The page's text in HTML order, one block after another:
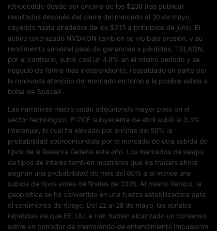
retrocedido desde por encima de los $230 tras publicar
resultados después del cierre del mercado el 20 de mayo,
cayendo hasta alrededor de los $215 a principios de junio. El
activo tokenizado NVDAON también se vio bajo presión, y su
rendimiento semanal pasó de ganancias a pérdidas. TSLAON,
por el contrario, subió casi un 4.8% en el mismo periodo y se
negoció de forma más independiente, respaldado en parte por
la renovada atención del mercado en torno a la posible salida a
bolsa de SpaceX.
Las narrativas macro están adquiriendo mayor peso en el
sector tecnológico. El PCE subyacente de abril subió al 3.3%
interanual, lo cual ha elevado por encima del 50% la
probabilidad sobreentendida por el mercado de otra subida de
tipos de la Reserva Federal este año. Los mercados de swaps
de tipos de interés también mostraron que los traders ahora
asignan una probabilidad de más del 80% a al menos una
subida de tipos antes de finales de 2026. Al mismo tiempo, la
geopolítica se ha convertido en una fuerza estabilizadora para
el sentimiento de riesgo. Del 22 al 28 de mayo, las señales
repetidas de que EE. UU. e Irán habían alcanzado un consenso
sobre un borrador de memorando de entendimiento impulsaron